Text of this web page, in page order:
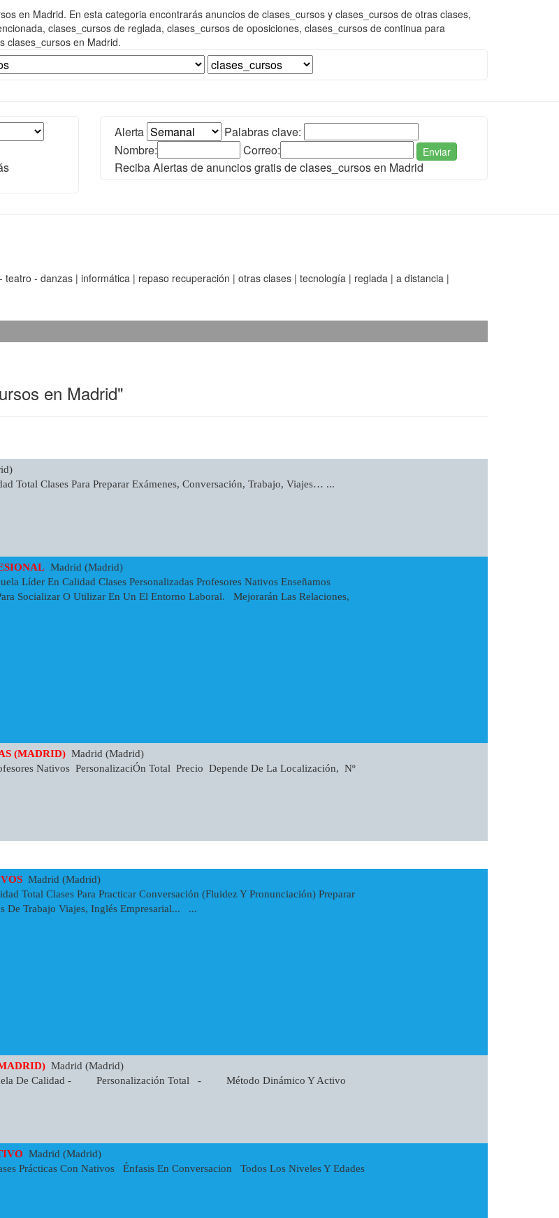
en Madrid. En esta categoria encontrarás anuncios de clases_cursos y clases_cursos de otras clases,
clases_cursos de reglada, clases_cursos de oposiciones, clases_cursos de continua para
clases_cursos en Madrid.
Alerta
Palabras clave:
Nombre:
Correo: Enviar
Reciba Alertas de anuncios gratis de clases_cursos en Madrid
- danzas | informática | repaso recuperación | otras clases | tecnología | reglada | a distancia |
en Madrid"
Total Clases Para Preparar Exámenes, Conversación, Trabajo, Viajes… ...
Madrid (Madrid)
Líder En Calidad Clases Personalizadas Profesores Nativos Enseñamos
Socializar O Utilizar En Un El Entorno Laboral. Mejorarán Las Relaciones,
(MADRID) Madrid (Madrid)
Nativos PersonalizaciÓn Total Precio Depende De La Localización, Nº
Madrid (Madrid)
Total Clases Para Practicar Conversación (fluidez Y Pronunciación) Preparar
De Trabajo Viajes, Inglés Empresarial... ...
Madrid (Madrid)
De Calidad - Personalización Total - Método Dinámico Y Activo
Madrid (Madrid)
Prácticas Con Nativos Énfasis En Conversacion Todos Los Niveles Y Edades